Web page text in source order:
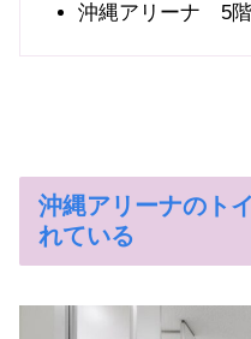
沖縄アリーナ 5
沖縄アリーナのト
れている